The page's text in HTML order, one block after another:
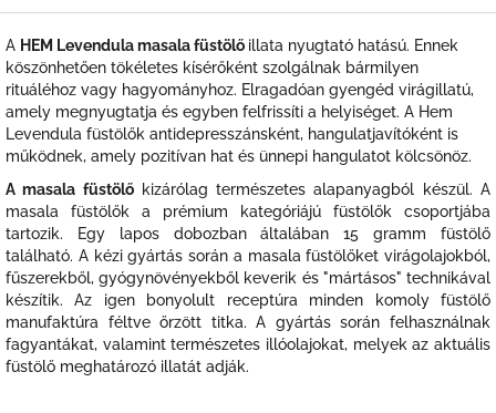
A HEM Levendula masala füstölő illata nyugtató hatású. Ennek
köszönhetően tökéletes kísérőként szolgálnak bármilyen
rituáléhoz vagy hagyományhoz. Elragadóan gyengéd virágillatú,
amely megnyugtatja és egyben felfrissíti a helyiséget. A Hem
Levendula füstölők antidepresszánsként, hangulatjavítóként is
működnek, amely pozitívan hat és ünnepi hangulatot kölcsönöz.
A masala füstölőkizárólag természetes alapanyagból készül. A
masala füstölők a prémium kategóriájú füstölők csoportjába
tartozik. Egy lapos dobozban általában 15 gramm füstölő
található. A kézi gyártás során a masala füstölőket virágolajokból,
fűszerekből, gyógynövényekből keverik és "mártásos" technikával
készítik. Az igen bonyolult receptúra minden komoly füstölő
manufaktúra féltve őrzött titka. A gyártás során felhasználnak
fagyantákat, valamint természetes illóolajokat, melyek az aktuális
füstölő meghatározó illatát adják.